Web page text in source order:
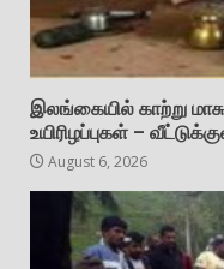
இலங்கையில் காற்று
உயிரிழப்புகள் –
August 6, 2026